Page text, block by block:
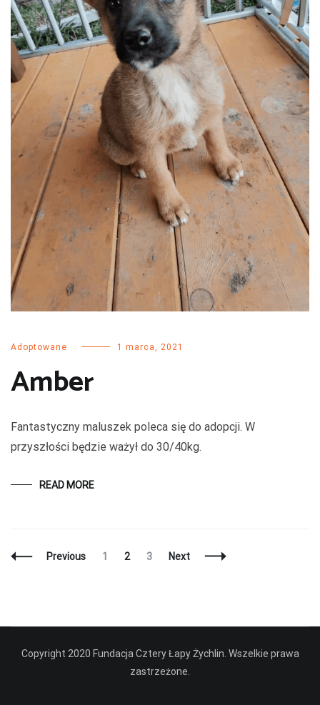
Adoptowane 1 marca, 2021
Amber
Fantastyczny maluszek poleca się do adopcji. W
przyszłości będzie ważył do 30/40kg.
READ MORE
Posts
Previous Page
1 Page
2 Page
3 Next
Copyright 2020 Fundacja Cztery Łapy Żychlin. Wszelkie prawa
zastrzeżone.